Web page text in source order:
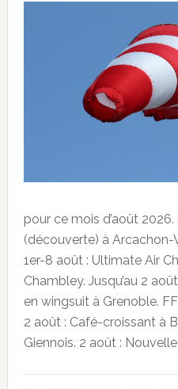
pour ce mois d’août
(découverte) à Arcachon-
1er-8 août : Ultimate Air
Chambley. Jusqu’au 2
en wingsuit à Grenoble.
2 août : Café-croissant à
Giennois. 2 août : Nouvelle